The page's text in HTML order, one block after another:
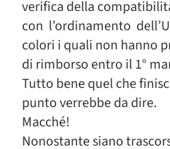
verifica della
con l’ordinamento
colori i quali non hanno
di rimborso entro il 1°
Tutto bene quel che
punto verrebbe da dire.
Macché!
Nonostante siano